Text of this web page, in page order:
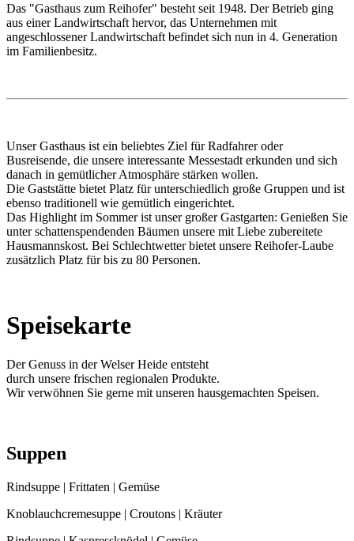
Das "Gasthaus zum Reihofer" besteht seit 1948. Der Betrieb ging
aus einer Landwirtschaft hervor, das Unternehmen mit
angeschlossener Landwirtschaft befindet sich nun in 4. Generation
im Familienbesitz.
Unser Gasthaus ist ein beliebtes Ziel für Radfahrer oder
Busreisende, die unsere interessante Messestadt erkunden und sich
danach in gemütlicher Atmosphäre stärken wollen.
Die Gaststätte bietet Platz für unterschiedlich große Gruppen und ist
ebenso traditionell wie gemütlich eingerichtet.
Das Highlight im Sommer ist unser großer Gastgarten: Genießen Sie
unter schattenspendenden Bäumen unsere mit Liebe zubereitete
Hausmannskost. Bei Schlechtwetter bietet unsere Reihofer-Laube
zusätzlich Platz für bis zu 80 Personen.
Speisekarte
Der Genuss in der Welser Heide entsteht
durch unsere frischen regionalen Produkte.
Wir verwöhnen Sie gerne mit unseren hausgemachten Speisen.
Suppen
Rindsuppe | Frittaten | Gemüse
Knoblauchcremesuppe | Croutons | Kräuter